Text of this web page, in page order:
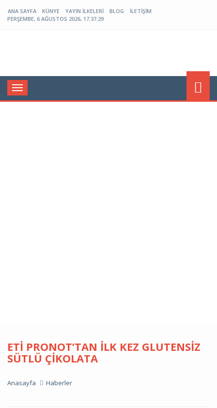
ANA SAYFA KÜNYE YAYIN İLKELERI BLOG
İLETIŞIM
PERŞEMBE, 6 AĞUSTOS 2026, 17:37:30
Menü
ETI PRONOT’TAN İLK KEZ GLUTENSIZ
SÜTLÜ ÇIKOLATA
Anasayfa Haberler